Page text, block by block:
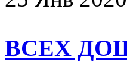
ВСЕХ